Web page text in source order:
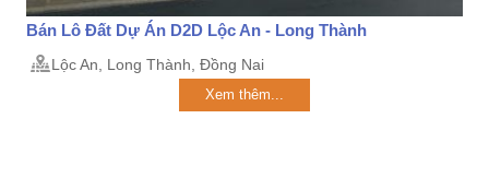
Bán Lô Đất Dự Án D2D Lộc An - Long Thành
Lộc An, Long Thành, Đồng Nai
Xem thêm...